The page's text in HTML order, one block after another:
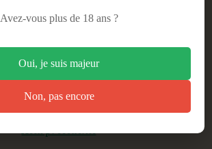
BOUTIQUE
VENTE PRO
BLOG
Actu précédente
Avez-vous plus de 18 ans ?
Oui, je suis majeur
Non, pas encore